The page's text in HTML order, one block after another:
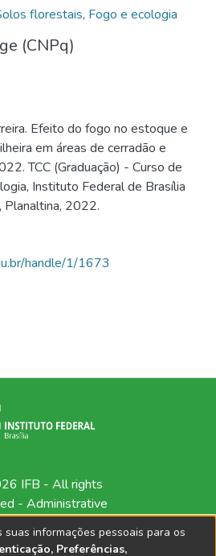
florestais, Fogo e ecologia
(CNPq)
Efeito do fogo no estoque e
em áreas de cerradão e
TCC (Graduação) - Curso de
Instituto Federal de Brasília
Planaltina, 2022.
handle/1/1673
IFB - All rights
- Administrative
suas informações pessoais para os
Preferências,